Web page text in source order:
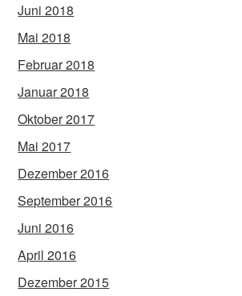
Juni 2018
Mai 2018
Februar 2018
Januar 2018
Oktober 2017
Mai 2017
Dezember 2016
September 2016
Juni 2016
April 2016
Dezember 2015